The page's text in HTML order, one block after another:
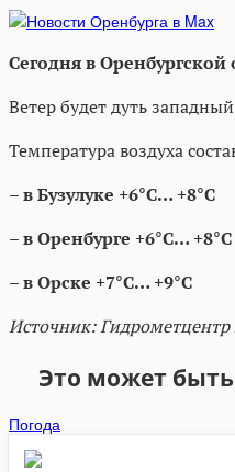
Сегодня в
Ветер будет дуть
Температура воздуха
– в Бузулуке +6°C… +8°C
– в Оренбурге +6°C… +8°C
– в Орске +7°C… +9°C
Источник: Гидрометцентр
Это может
Погода